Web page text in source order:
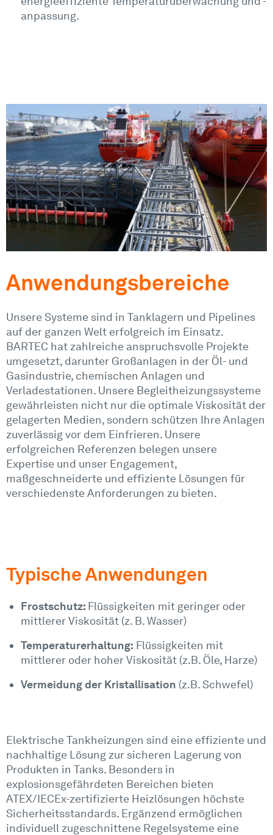
anpassung.
Anwendungsbereiche
Unsere Systeme sind in Tanklagern und Pipelines
auf der ganzen Welt erfolgreich im Einsatz.
BARTEC hat zahlreiche anspruchsvolle Projekte
umgesetzt, darunter Großanlagen in der Öl- und
Gasindustrie, chemischen Anlagen und
Verladestationen. Unsere Begleitheizungssysteme
gewährleisten nicht nur die optimale Viskosität der
gelagerten Medien, sondern schützen Ihre Anlagen
zuverlässig vor dem Einfrieren. Unsere
erfolgreichen Referenzen belegen unsere
Expertise und unser Engagement,
maßgeschneiderte und effiziente Lösungen für
verschiedenste Anforderungen zu bieten.
Typische Anwendungen
Frostschutz: Flüssigkeiten mit geringer oder
mittlerer Viskosität (z. B. Wasser)
Temperaturerhaltung: Flüssigkeiten mit
mittlerer oder hoher Viskosität (z.B. Öle, Harze)
Vermeidung der Kristallisation (z.B. Schwefel)
Elektrische Tankheizungen sind eine effiziente und
nachhaltige Lösung zur sicheren Lagerung von
Produkten in Tanks. Besonders in
explosionsgefährdeten Bereichen bieten
ATEX/IECEx-zertifizierte Heizlösungen höchste
Sicherheitsstandards. Ergänzend ermöglichen
individuell zugeschnittene Regelsysteme eine